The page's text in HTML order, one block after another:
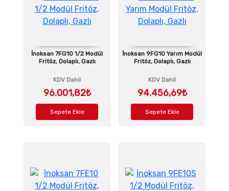
İnoksan 7FG10 1/2 Modül
Fritöz, Dolaplı, Gazlı
KDV Dahil
96.001,82₺
Sepete Ekle
İnoksan 9FG10 Yarım Modül
Fritöz, Dolaplı, Gazlı
KDV Dahil
94.456,69₺
Sepete Ekle